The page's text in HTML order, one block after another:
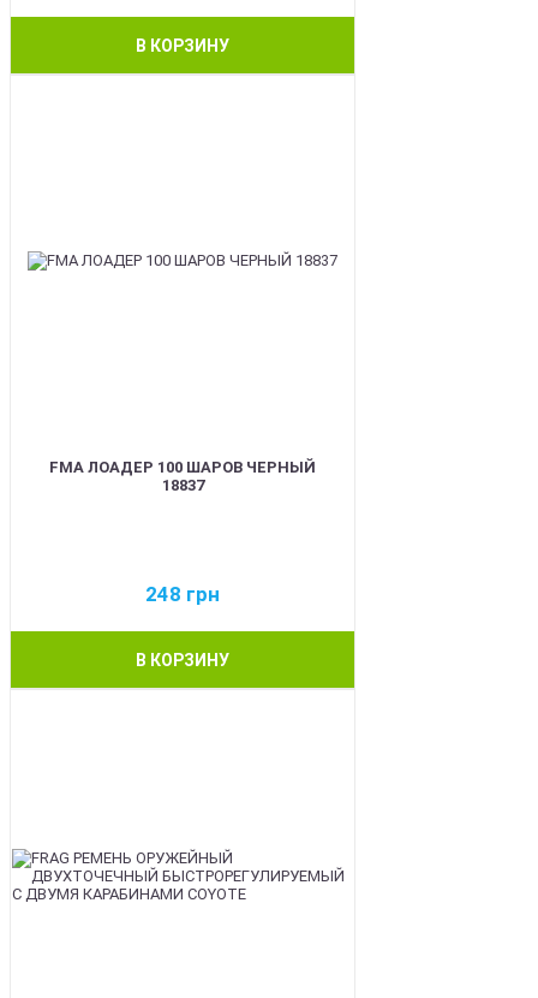
В КОРЗИНУ
FMA ЛОАДЕР 100 ШАРОВ ЧЕРНЫЙ
18837
248 грн
В КОРЗИНУ